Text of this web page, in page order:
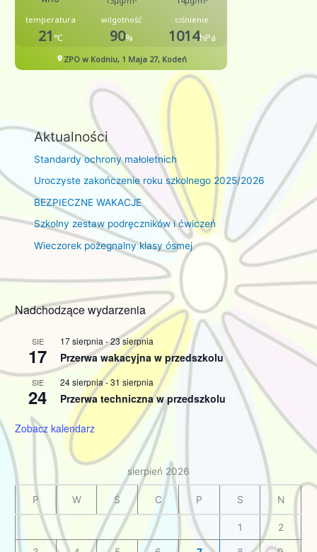
Aktualności
Standardy ochrony małoletnich
Uroczyste zakończenie roku szkolnego 2025/2026
BEZPIECZNE WAKACJE
Szkolny zestaw podręczników i ćwiczeń
Wieczorek pożegnalny klasy ósmej
Nadchodzące wydarzenia
SIE
17
17 sierpnia -23 sierpnia
Przerwa wakacyjna w przedszkolu
SIE
24
24 sierpnia-31 sierpnia
Przerwa techniczna w przedszkolu
Zobacz kalendarz
sierpień 2026
P W Ś C P S N
1 2